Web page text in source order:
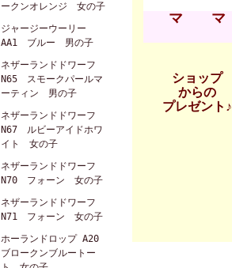
ークンオレンジ 女の子
ジャージーウーリー
AA1 ブルー 男の子
ネザーランドドワーフ
N65 スモークパールマ
ーティン 男の子
ネザーランドドワーフ
N67 ルビーアイドホワ
イト 女の子
ネザーランドドワーフ
N70 フォーン 女の子
ネザーランドドワーフ
N71 フォーン 女の子
ホーランドロップ A20
ブロークンブルートー
マ マ
ショップ
からの
プレゼント♪